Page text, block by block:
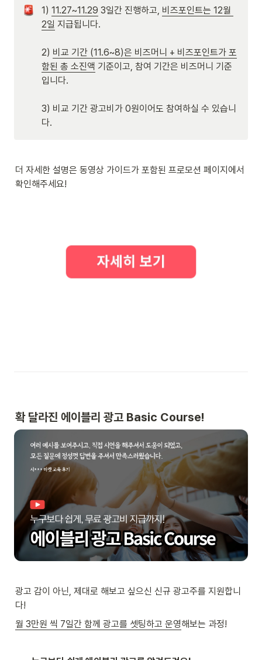
1) 11.27~11.29 3일간 진행하고, 비즈포인트는 12월
2일 지급됩니다.
2) 비교 기간 (11.6~8)은 비즈머니 + 비즈포인트가 포
함된 총 소진액 기준이고, 참여 기간은 비즈머니 기준
입니다.
3) 비교 기간 광고비가 0원이어도 참여하실 수 있습니
다.
더 자세한 설명은 동영상 가이드가 포함된 프로모션 페이지에서
확인해주세요!
확 달라진 에이블리 광고 Basic Course!
광고 감이 아닌, 제대로 해보고 싶으신 신규 광고주를 지원합니
다!
월 3만원 씩 7일간 함께 광고를 셋팅하고 운영해보는 과정!